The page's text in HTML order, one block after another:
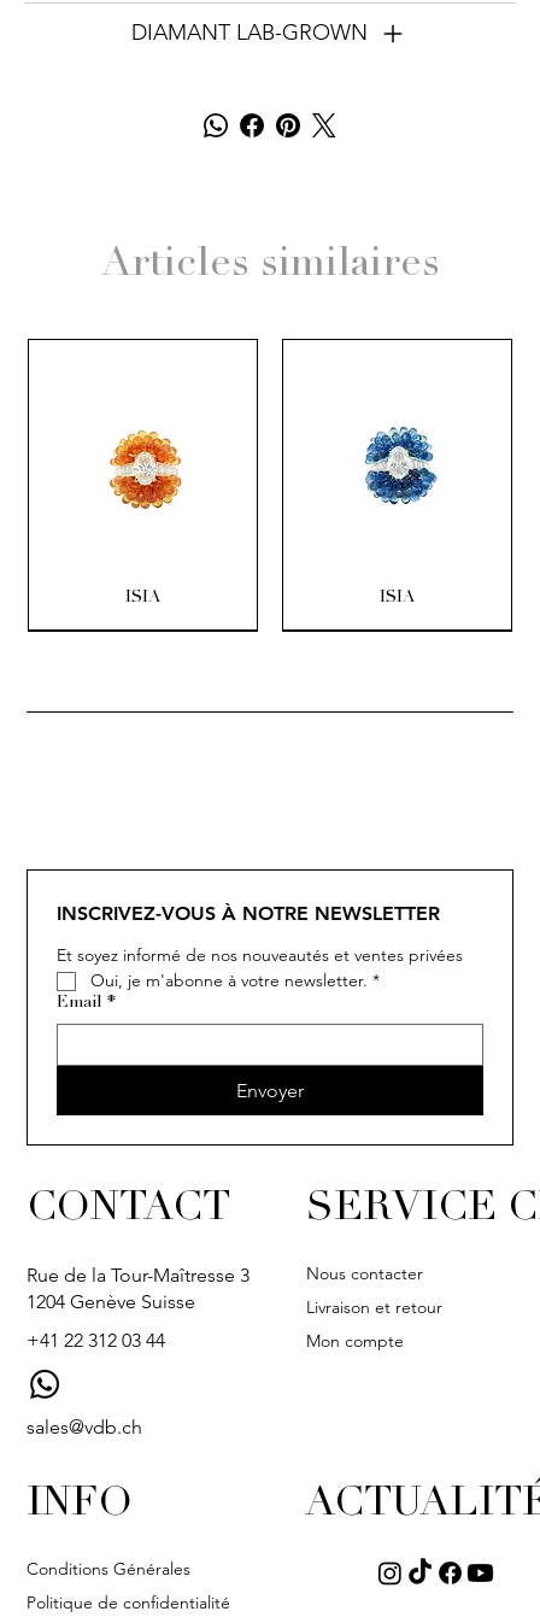
DIAMANT LAB-GROWN
Articles similaires
ISIA ISIA
INSCRIVEZ-VOUS À NOTRE NEWSLETTER
Et soyez informé de nos nouveautés et ventes privées
Oui, je m'abonne à votre newsletter. *
Email *
Envoyer
CONTACT
Rue de la Tour-Maîtresse 3
1204 Genève Suisse
+41 22 312 03 44
sales@vdb.ch
SERVICE
Nous contacter
Livraison et retour
Mon compte
INFO
Conditions Générales
Politique de confidentialité